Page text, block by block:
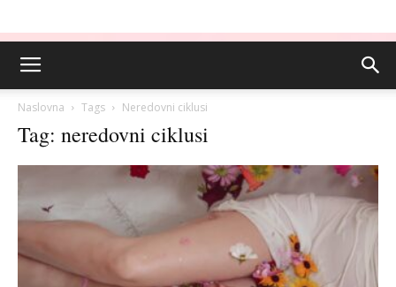
Naslovna Tags Neredovni ciklusi
Tag: neredovni ciklusi